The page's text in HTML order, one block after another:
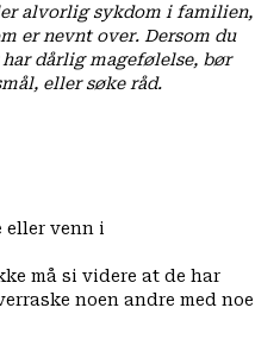
alvorlig sykdom i familien,
er nevnt over. Dersom du
dårlig magefølelse, bør
eller søke råd.
eller venn i
må si videre at de har
noen andre med noe